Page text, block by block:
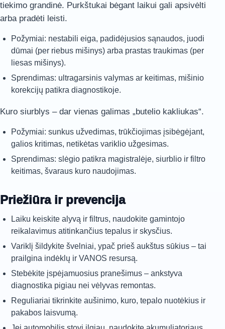
tiekimo grandinė. Purkštukai bėgant laikui gali apsivėlti
arba pradėti leisti.
Požymiai: nestabili eiga, padidėjusios sąnaudos, juodi
dūmai (per riebus mišinys) arba prastas traukimas (per
liesas mišinys).
Sprendimas: ultragarsinis valymas ar keitimas, mišinio
korekcijų patikra diagnostikoje.
Kuro siurblys – dar vienas galimas „butelio kakliukas“.
Požymiai: sunkus užvedimas, trūkčiojimas įsibėgėjant,
galios kritimas, netikėtas variklio užgesimas.
Sprendimas: slėgio patikra magistralėje, siurblio ir filtro
keitimas, švaraus kuro naudojimas.
Priežiūra ir prevencija
Laiku keiskite alyvą ir filtrus, naudokite gamintojo
reikalavimus atitinkančius tepalus ir skysčius.
Variklį šildykite švelniai, ypač prieš aukštus sūkius – tai
prailgina indėklų ir VANOS resursą.
Stebėkite įspėjamuosius pranešimus – ankstyva
diagnostika pigiau nei vėlyvas remontas.
Reguliariai tikrinkite aušinimo, kuro, tepalo nuotėkius ir
pakabos laisvumą.